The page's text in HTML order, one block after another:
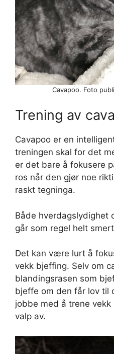
Cavapoo. Foto
Trening av
Cavapoo er en
treningen skal for det
er det bare å fokusere
ros når den gjør noe
raskt tegninga.
Både hverdagslydighet
går som regel helt
Det kan være lurt å
vekk bjeffing. Selv om
blandingsrasen som
bjeffe om den får lov til
jobbe med å trene
valp av.